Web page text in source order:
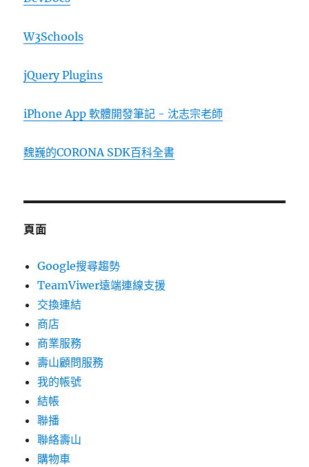
W3Schools
jQuery Plugins
iPhone App 軟體開發筆記 - 沈志宗老師
魏巍的CORONA SDK百科全書
頁面
Google搜尋趨勢
TeamViwer遠端連線支援
交換連結
商店
商業服務
壽山顧問服務
我的帳號
結帳
聯播
聯絡壽山
購物車